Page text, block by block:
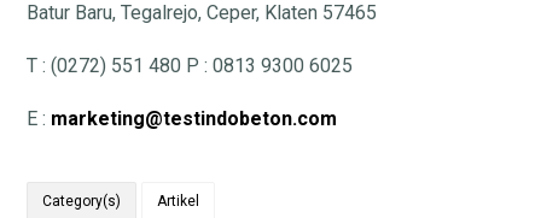
Batur Baru, Tegalrejo, Ceper, Klaten 57465
T : (0272) 551 480 P : 0813 9300 6025
E : marketing@testindobeton.com
Category(s) Artikel